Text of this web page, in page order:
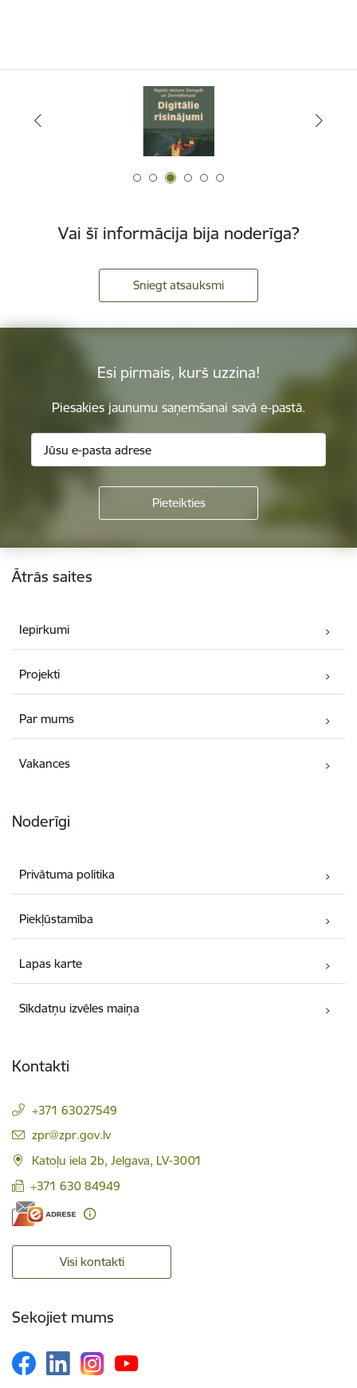
Vai šī informācija bija noderīga?
Sniegt atsauksmi
Esi pirmais, kurš uzzina!
Piesakies jaunumu saņemšanai savā e-pastā.
Kājene
Ātrās saites
Iepirkumi
Projekti
Par mums
Vakances
Noderīgi
Privātuma politika
Piekļūstamība
Lapas karte
Sīkdatņu izvēles maiņa
Kontakti
+371 63027549
E-pasts:
zpr@zpr.gov.lv
Katoļu iela 2b, Jelgava, LV-3001
+371 630 84949
Visi kontakti
Sekojiet mums